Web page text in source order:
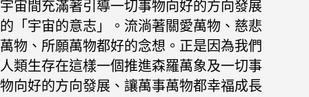
宇宙間充滿著引導一切事物向好的方向發展
的「宇宙的意志」。流淌著關愛萬物、慈悲
萬物、所願萬物都好的念想。正是因為我們
人類生存在這樣一個推進森羅萬象及一切事
物向好的方向發展、讓萬事萬物都幸福成長